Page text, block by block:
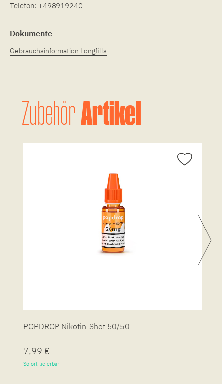
Telefon: +498919240
Dokumente
Gebrauchsinformation Longfills
ZubehörArtikel
POPDROP Nikotin-Shot 50/50
7,99 €
Sofort lieferbar